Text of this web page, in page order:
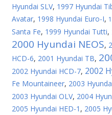
Hyundai SLV, 1997 Hyundai
Avatar, 1998 Hyundai Euro-I,
Santa Fe, 1999 Hyundai Tutti,
2000 Hyundai NEOS,
HCD-6, 2001 Hyundai TB,
2002 Hyundai HCD-7, 2002
Fe Mountaineer, 2003
2003 Hyundai OLV, 2004
2005 Hyundai HED-1 , 2005